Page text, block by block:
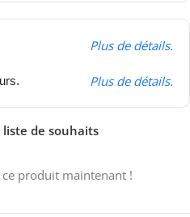
Plus de détails.
Plus de détails.
de souhaits
produit maintenant !